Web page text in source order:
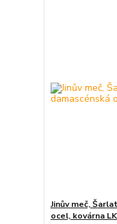
Jinův meč,
ocel, kovárna